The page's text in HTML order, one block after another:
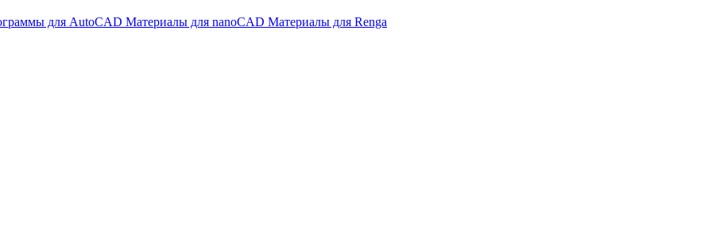
для AutoCAD Материалы для nanoCAD Материалы для Renga